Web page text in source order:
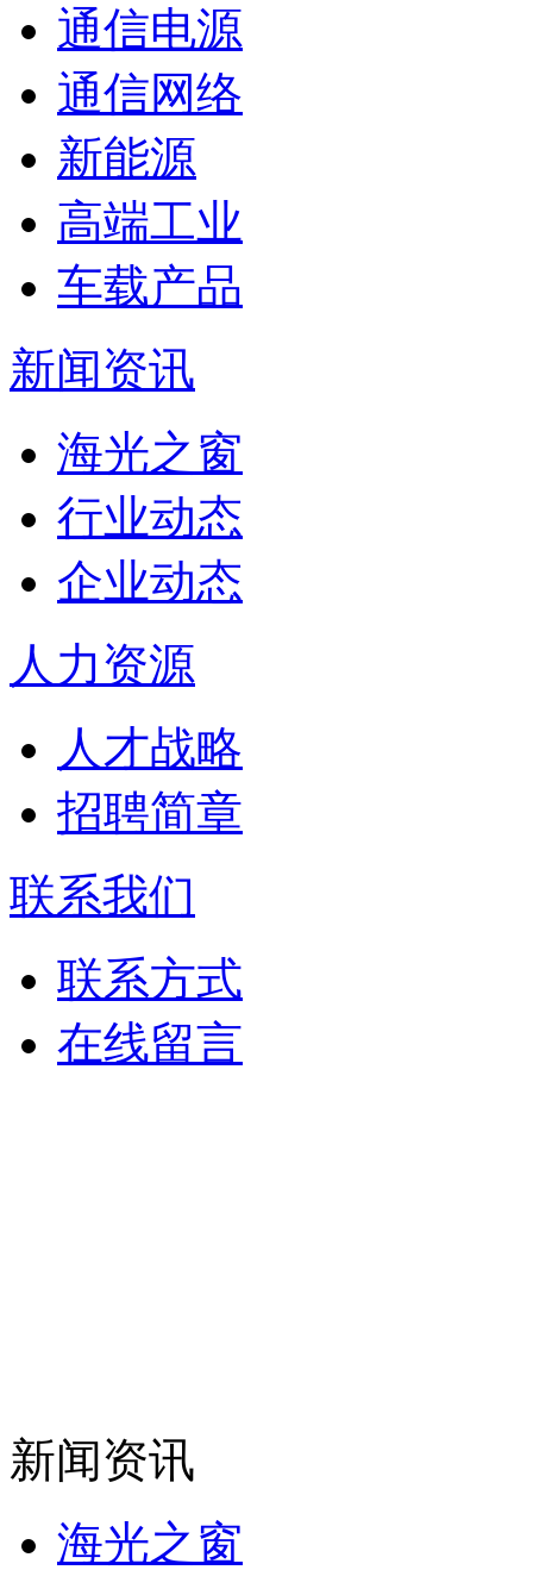
通信电源
通信网络
新能源
高端工业
车载产品
新闻资讯
海光之窗
行业动态
企业动态
人力资源
人才战略
招聘简章
联系我们
联系方式
在线留言
新闻资讯
海光之窗